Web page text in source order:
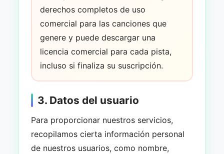
derechos completos de uso
comercial para las canciones que
genere y puede descargar una
licencia comercial para cada pista,
incluso si finaliza su suscripción.
3. Datos del usuario
Para proporcionar nuestros servicios,
recopilamos cierta información personal
de nuestros usuarios, como nombre,